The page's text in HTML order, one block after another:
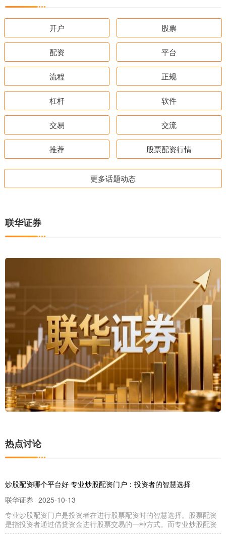
开户 股票
配资 平台
流程 正规
杠杆 软件
交易 交流
推荐 股票配资行情
更多话题动态
联华证券
热点讨论
炒股配资哪个平台好 专业炒股配资门户：投资者的智慧选择
联华证券 2025-10-13
专业炒股配资门户是投资者在进行股票配资时的智慧选择。股票配资
是指投资者通过借贷资金进行股票交易的一种方式。而专业炒股配资